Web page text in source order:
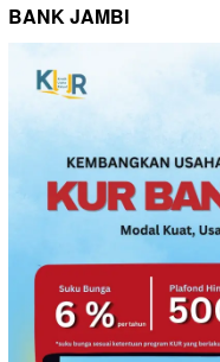
BANK JAMBI